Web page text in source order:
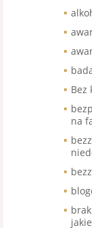
Bez
na